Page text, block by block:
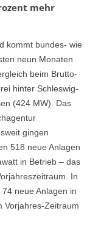
mehr
kommt bundes- wie
neun Monaten
beim Brutto-
hinter Schleswig-
(424 MW). Das
gingen
518 neue Anlagen
in Betrieb – das
In
neue Anlagen in
Vorjahres-Zeitraum